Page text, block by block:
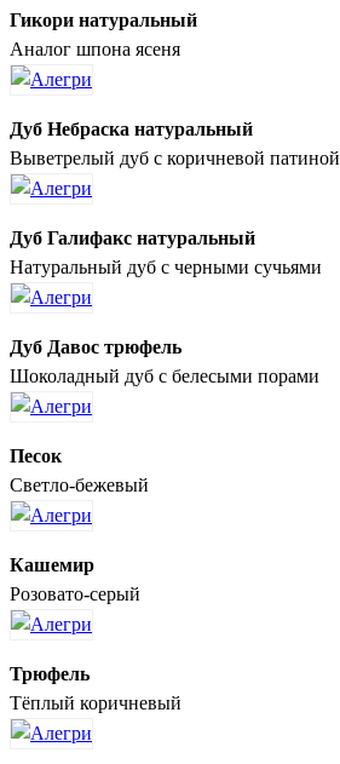
Гикори натуральный
Аналог шпона ясеня
Дуб Небраска натуральный
Выветрелый дуб с коричневой патиной
Дуб Галифакс натуральный
Натуральный дуб с черными сучьями
Дуб Давос трюфель
Шоколадный дуб с белесыми порами
Песок
Светло-бежевый
Кашемир
Розовато-серый
Трюфель
Тёплый коричневый